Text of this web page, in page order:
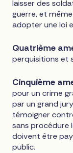
laisser des
guerre, et
adopter une loi
Quatrième
perquisitions et
Cinquième
pour un crime
par un grand
témoigner
sans procédure
doivent être
public.